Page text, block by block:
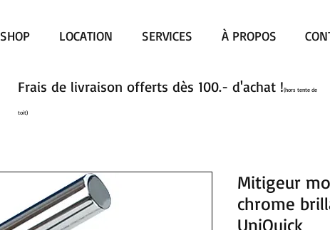
SHOP LOCATION SERVICES À PROPOS
Mitigeur
chrome
UniQuick
Frais de livraison offerts dès 100.- d'achat !(hors tente de
toit)